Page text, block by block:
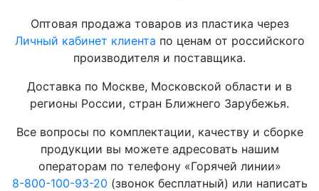
Оптовая продажа товаров из пластика через
Личный кабинет клиента по ценам от российского
производителя и поставщика.
Доставка по Москве, Московской области и в
регионы России, стран Ближнего Зарубежья.
Все вопросы по комплектации, качеству и сборке
продукции вы можете адресовать нашим
операторам по телефону «Горячей линии»
8-800-100-93-20 (звонок бесплатный) или написать